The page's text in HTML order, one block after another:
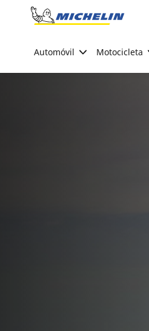
Go to page content
Automóvil Motocicleta